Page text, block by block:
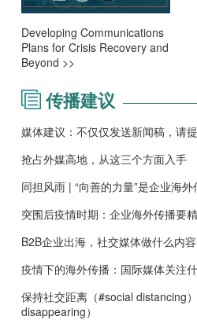
Developing Communications
Plans for Crisis Recovery and
Beyond >>
传播建议
媒体建议：不仅仅发送新闻稿，请
抢占外媒高地，从这三个方面入手
同担风雨 | “向善的力量”是企业海
突围后疫情时期：企业海外传播要
B2B企业出海，社交媒体做什么内容
疫情下的海外传播：国际媒体关注
保持社交距离（#social distancing
disappearing）